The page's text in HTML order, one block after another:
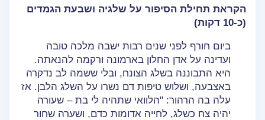
הקראת תחילת הסיפור על שלגיה ושבעת הגמדים
(כ-10 דקות)
ביום חורף לפני שנים רבות ישבה מלכה טובה
ועדינה על אדן החלון בארמונה ורקמה להנאתה.
היא התבוננה בשלג הצונח, ובלי ששמה לב נדקרה
באצבעה, ושלוש טיפות דם נשרו על השלג הלבן. אז
עלה בה הרהור: "הלוואי שתהיה לי בת – שעורה
יהיה צח כשלג, לחייה אדומות כדם, ושערה שחור